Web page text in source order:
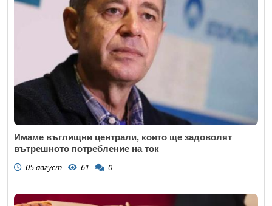
Имаме въглищни централи, които ще задоволят
вътрешното потребление на ток
05 август 61 0